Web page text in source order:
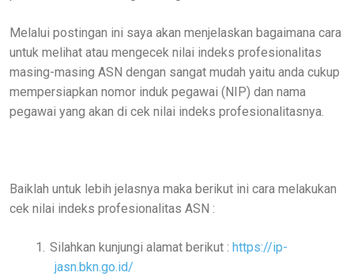
Melalui postingan ini saya akan menjelaskan bagaimana cara
untuk melihat atau mengecek nilai indeks profesionalitas
masing-masing ASN dengan sangat mudah yaitu anda cukup
mempersiapkan nomor induk pegawai (NIP) dan nama
pegawai yang akan di cek nilai indeks profesionalitasnya.
Baiklah untuk lebih jelasnya maka berikut ini cara melakukan
cek nilai indeks profesionalitas ASN :
1. Silahkan kunjungi alamat berikut : https://ip-
jasn.bkn.go.id/